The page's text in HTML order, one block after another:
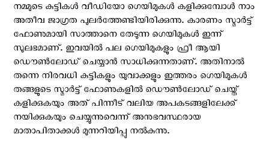
നമ്മുടെ കുട്ടികൾ വീഡിയോ ഗെയിമുകൾ കളിക്കുമ്പോൾ നാം
അതീവ ജാഗ്രത പുലർത്തേണ്ടിയിരിക്കുന്നു. കാരണം സ്മാര്‍ട്ട്
ഫോണുമായി സാത്താനെ തേടുന്ന ഗെയിമുകൾ ഇന്ന്
സുലഭമാണ്. ഇവയിൽ പല ഗെയിമുകളും ഫ്രീ ആയി
ഡൌൺലോഡ് ചെയ്യാൻ സാധിക്കുന്നതാണ്. അതിനാൽ
തന്നെ നിരവധി കുട്ടികളും യുവാക്കളും ഇത്തരം ഗെയിമുകൾ
തങ്ങളുടെ സ്മാർട്ട് ഫോണുകളിൽ ഡൌൺലോഡ് ചെയ്ത്
കളിക്കുകയും അത് പിന്നീട് വലിയ അപകടങ്ങളിലേക്ക്
നയിക്കുകയും ചെയ്യുന്നുവെന്ന് അനുഭവസ്ഥരായ
മാതാപിതാക്കൾ മുന്നറിയിപ്പു നൽകുന്നു.